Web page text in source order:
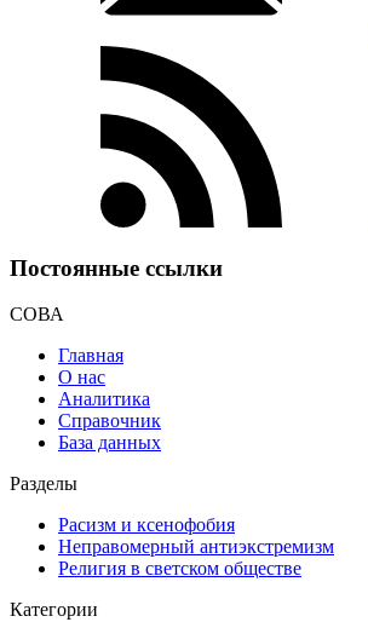
Постоянные ссылки
СОВА
Главная
О нас
Аналитика
Справочник
База данных
Разделы
Расизм и ксенофобия
Неправомерный антиэкстремизм
Религия в светском обществе
Категории